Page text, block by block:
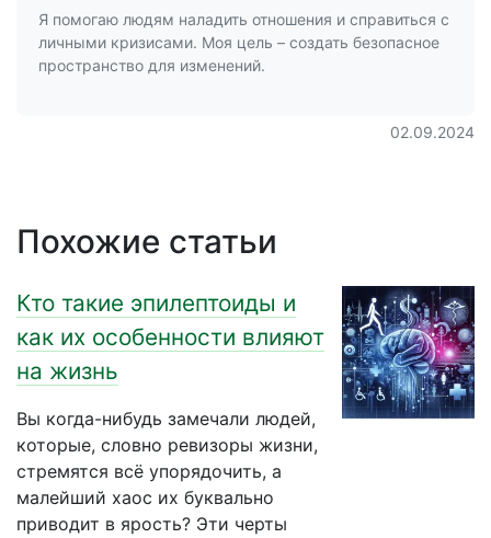
Я помогаю людям наладить отношения и справиться с
личными кризисами. Моя цель – создать безопасное
пространство для изменений.
02.09.2024
Похожие статьи
Кто такие эпилептоиды и
как их особенности влияют
на жизнь
Вы когда-нибудь замечали людей,
которые, словно ревизоры жизни,
стремятся всё упорядочить, а
малейший хаос их буквально
приводит в ярость? Эти черты